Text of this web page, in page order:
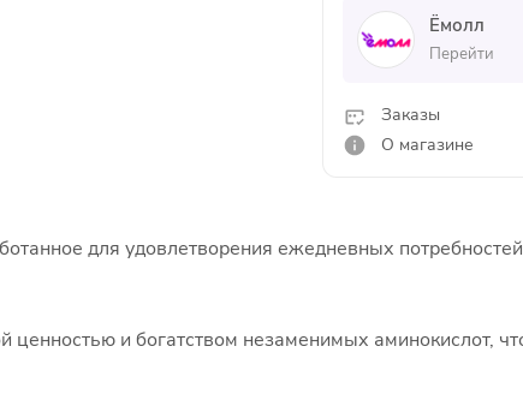
Ёмолл
Перейти
Заказы
О магазине
для удовлетворения ежедневных
и богатством незаменимых аминокислот,